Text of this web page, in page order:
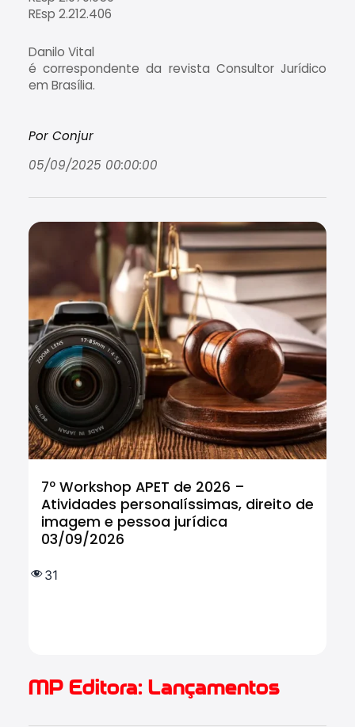
REsp 2.212.406
Danilo Vital
é correspondente da revista Consultor Jurídico
em Brasília.
Por Conjur
05/09/2025 00:00:00
7º Workshop APET de 2026 –
Atividades personalíssimas, direito de
imagem e pessoa jurídica
03/09/2026
31
MP Editora: Lançamentos